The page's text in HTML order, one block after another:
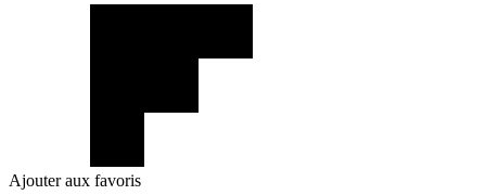
Ajouter aux favoris